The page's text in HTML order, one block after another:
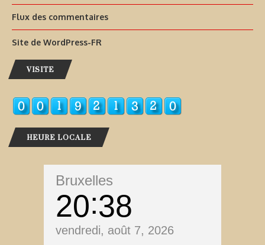
Flux des commentaires
Site de WordPress-FR
VISITE
HEURE LOCALE
Bruxelles
20 38
vendredi, août 7, 2026